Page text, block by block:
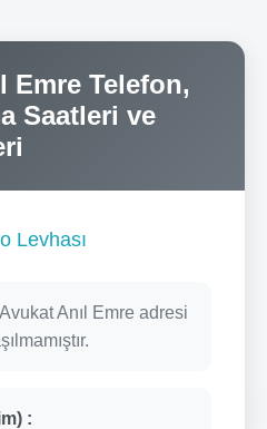
Emre Telefon,
Saatleri ve
Levhası
Avukat Anıl Emre adresi
: